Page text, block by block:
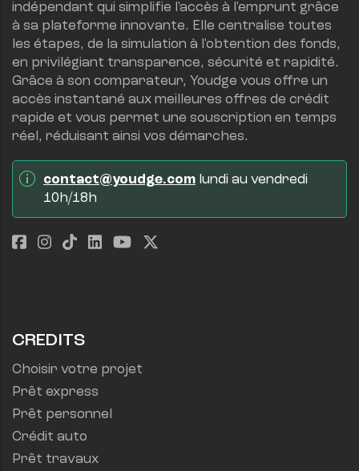
indépendant qui simplifie l'accès à l'emprunt grâce
à sa plateforme innovante. Elle centralise toutes
les étapes, de la simulation à l'obtention des fonds,
en privilégiant transparence, sécurité et rapidité.
Grâce à son comparateur, Youdge vous offre un
accès instantané aux meilleures offres de crédit
rapide et vous permet une souscription en temps
réel, réduisant ainsi vos démarches.
contact@youdge.com lundi au vendredi
10h/18h
CREDITS
Choisir votre projet
Prêt express
Prêt personnel
Crédit auto
Prêt travaux